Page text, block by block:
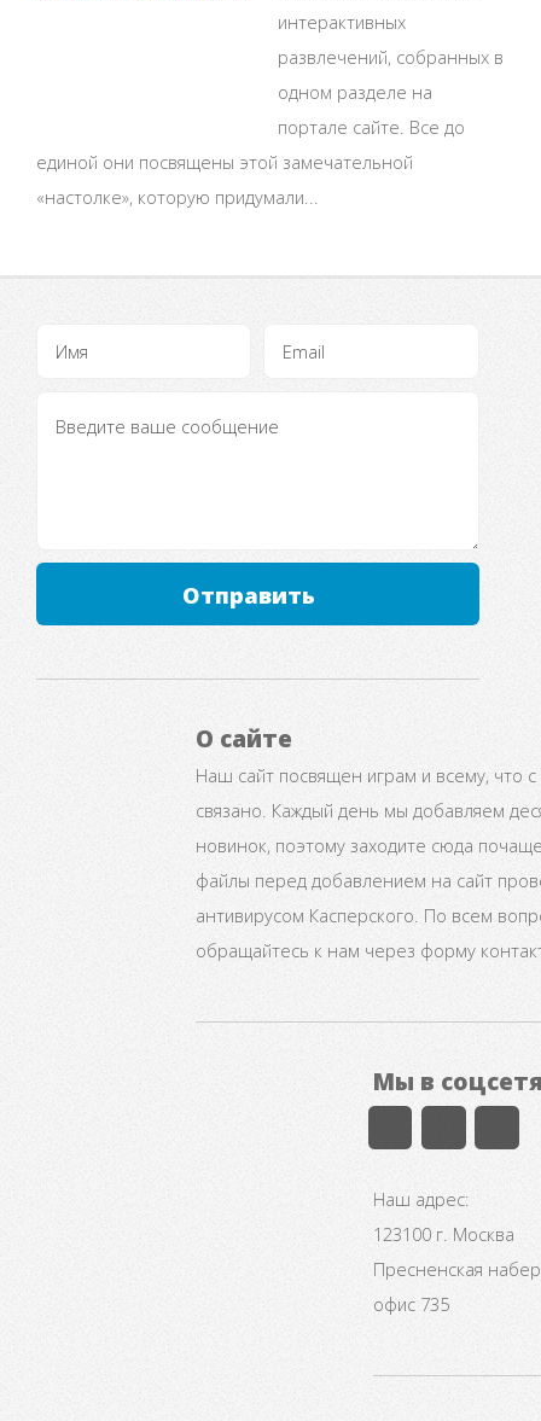
интерактивных
развлечений, собранных в
одном разделе на
портале сайте. Все до
единой они посвящены этой замечательной
«настолке», которую придумали...
Отправить
О сайте
Наш сайт посвящен играм и всему, что
связано. Каждый день мы добавляем
новинок, поэтому заходите сюда
файлы перед добавлением на сайт
антивирусом Касперского. По всем
обращайтесь к нам через форму
Мы в
Наш адрес:
123100 г. Москва
Пресненская
офис 735